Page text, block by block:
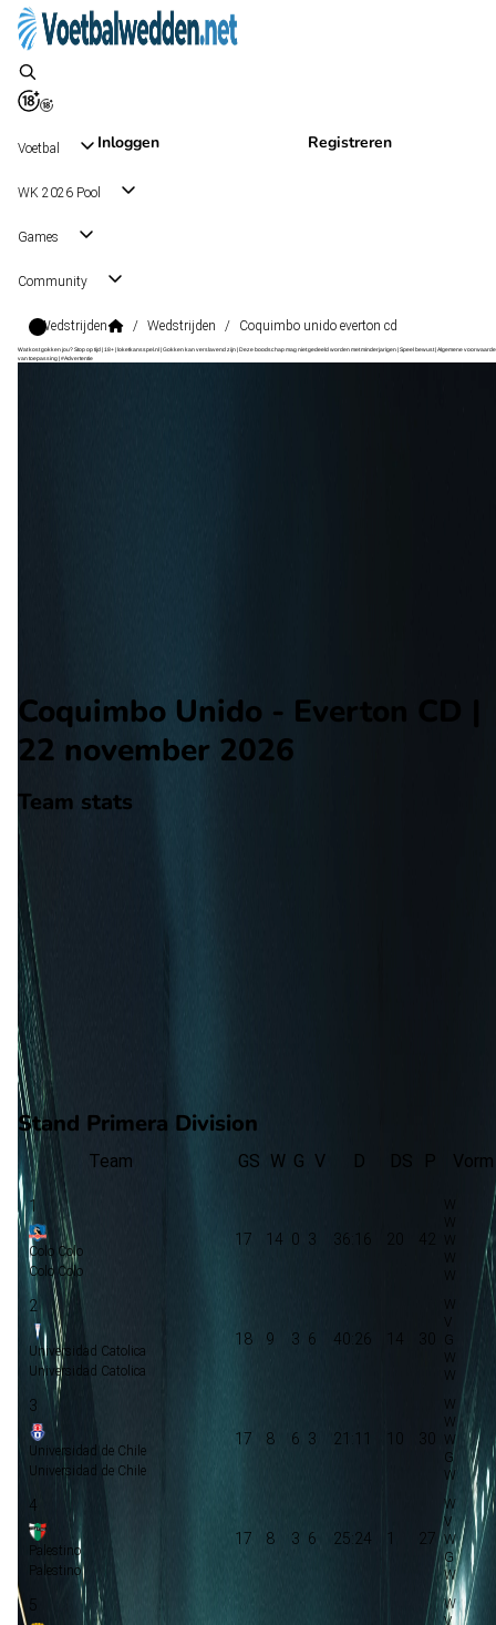
Inloggen Registreren
Voetbal
WK 2026 Pool
Games
Community
Wedstrijden / Wedstrijden / Coquimbo unido everton cd
Wat kost gokken jou? Stop op tijd | 18+ | loketkansspel.nl | Gokken kan verslavend zijn | Deze boodschap mag niet gedeeld worden met minderjarigen | Speel bewust | Algemene
van toepassing | #Advertentie
Coquimbo Unido - Everton CD |
22 november 2026
Team stats
Coquimbo Unido
Coquimbo Unido
Everton CD
Everton CD
24 aantal goals
7gewonnen
6 verloren
vorm
Stand Primera Division
Team GS W G V D DS P Vorm
1
Colo Colo
Colo Colo
17 14 0 3 36:16
2
Universidad Catolica
Universidad Catolica
18 9 3 6 40:26 30
3
Universidad de Chile
Universidad de Chile
17 8 6 3 21:11 10 30
4
Palestino
Palestino
17 8 3 6 25:24 1 27
5